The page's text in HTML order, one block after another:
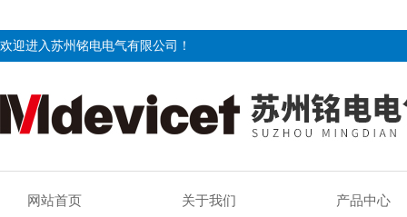
欢迎进入苏州铭电电气有限公司！
网站首页 关于我们 产品中心